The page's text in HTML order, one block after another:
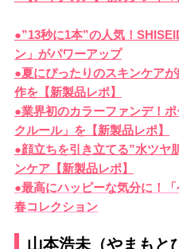
●”13秒に1本”の人気！
ン」がパワーアップ
●夏にぴったりのスキンケア
作を【新製品レポ】
●業界初のカラーファンデ！
クルール」を【新製品レポ】
●顔立ちを引き立てる”水ツヤ
ンケア【新製品レポ】
●最高にハッピーな気分に！
春コレクション
山本浩未（やまもと